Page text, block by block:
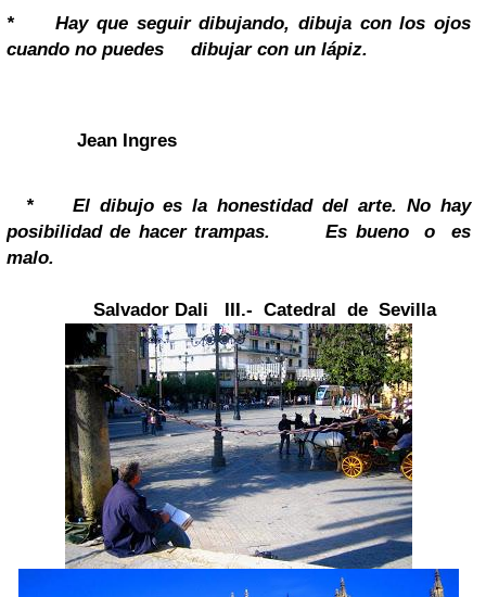
*Hay que seguir dibujando, dibuja con los ojos
cuando no puedes dibujar con un lápiz.
Jean Ingres
* El dibujo es la honestidad del arte. No hay
posibilidad de hacer trampas. Es bueno o
es
malo.
Salvador Dali III.- Catedral de Sevilla